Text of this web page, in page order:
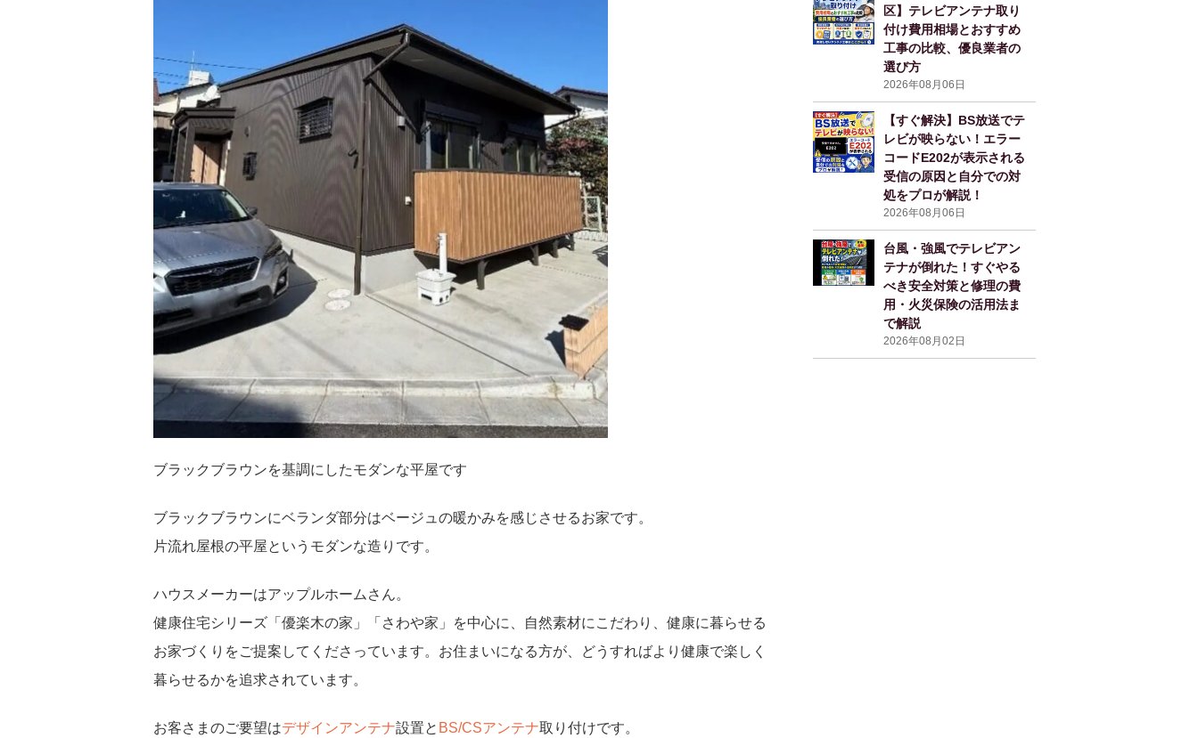
ブラックブラウンを基調にしたモダンな平屋です
ブラックブラウンにベランダ部分はベージュの暖かみを感じさせるお家です。
片流れ屋根の平屋というモダンな造りです。
ハウスメーカーはアップルホームさん。
健康住宅シリーズ「優楽木の家」「さわや家」を中心に、自然素材にこだわり、健康に暮らせる
お家づくりをご提案してくださっています。お住まいになる方が、どうすればより健康で楽しく
暮らせるかを追求されています。
お客さまのご要望はデザインアンテナ設置と BS/CSアンテナ取り付けです。
区】テレビアンテナ取り
付け費用相場とおすすめ
工事の比較、優良業者の
選び方
2026年08月06日
【すぐ解決】BS放送でテ
レビが映らない！エラー
コードE202が表示される
受信の原因と自分での対
処をプロが解説！
2026年08月06日
台風・強風でテレビアン
テナが倒れた！すぐやる
べき安全対策と修理の費
用・火災保険の活用法ま
で解説
2026年08月02日